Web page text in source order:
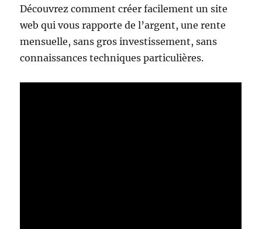
Découvrez comment créer facilement un site
web qui vous rapporte de l’argent, une rente
mensuelle, sans gros investissement, sans
connaissances techniques particulières.